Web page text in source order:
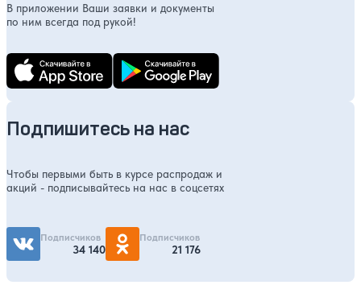
В приложении Ваши заявки и документы
по ним всегда под рукой!
Подпишитесь на нас
Чтобы первыми быть в курсе распродаж и
акций - подписывайтесь на нас в соцсетях
Подписчиков
34 140
Подписчиков
21 176